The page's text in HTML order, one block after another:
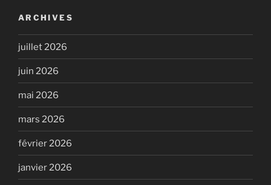
ARCHIVES
juillet 2026
juin 2026
mai 2026
mars 2026
février 2026
janvier 2026